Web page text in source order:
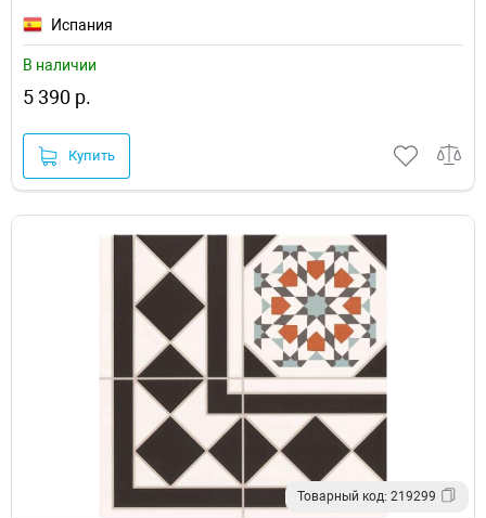
Испания
В наличии
5 390 р.
Купить
Товарный код: 219299